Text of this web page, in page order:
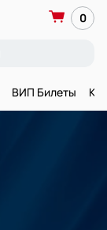
0
ВИП Билеты